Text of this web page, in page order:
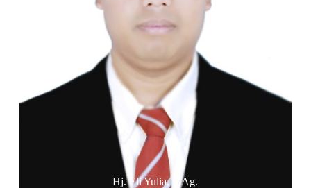
Hj. Eli Yulia, S.Ag.